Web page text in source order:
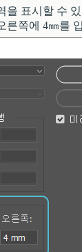
을 표시할 수
쪽에 4㎜를